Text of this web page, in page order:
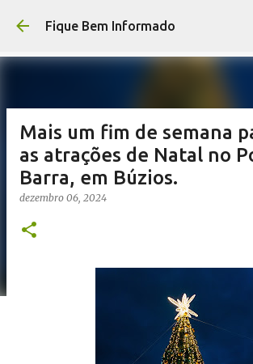
Pular para o conteúdo
Fique Bem Informado
Mais um fim de semana
as atrações de Natal no
Barra, em Búzios.
dezembro 06, 2024